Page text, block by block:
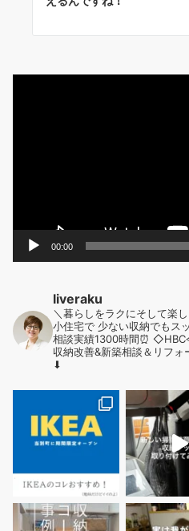
00:00
liveraku
＼暮らしをラクにそして楽
小住宅で 少ない収納でもス
相談実績1300時間⏰ ◇HBC
収納改善&新築相談＆リフォ
⬇︎